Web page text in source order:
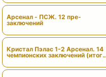
Арсенал - ПСЖ. 12 пре-
заключений
Кристал Пэлас 1-2 Арсенал. 14
чемпионских заключений (итоги